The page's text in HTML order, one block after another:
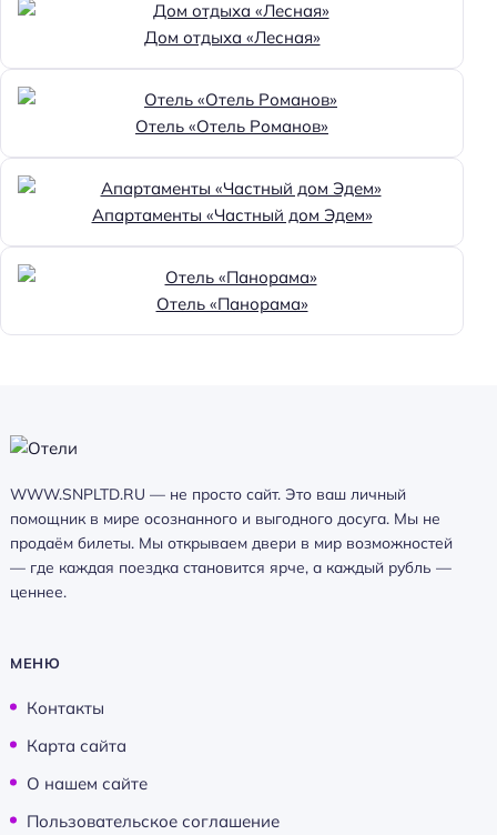
Дом отдыха «Лесная»
Отель «Отель Романов»
Апартаменты «Частный дом Эдем»
Отель «Панорама»
WWW.SNPLTD.RU — не просто сайт. Это ваш личный
помощник в мире осознанного и выгодного досуга. Мы не
продаём билеты. Мы открываем двери в мир возможностей
— где каждая поездка становится ярче, а каждый рубль —
ценнее.
МЕНЮ
Контакты
Карта сайта
О нашем сайте
Пользовательское соглашение